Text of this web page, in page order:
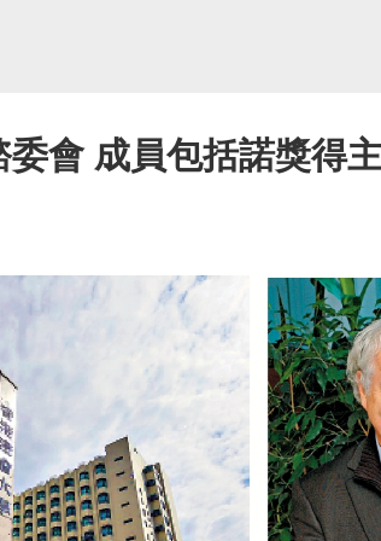
會 成員包括諾獎得